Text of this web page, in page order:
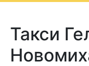
Такси